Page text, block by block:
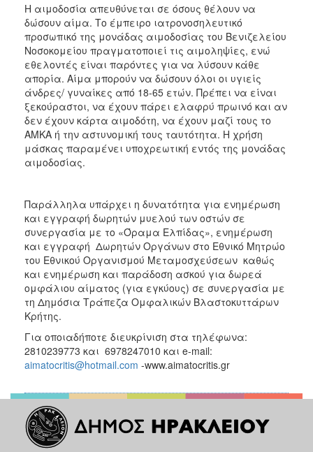
Η αιμοδοσία απευθύνεται σε όσους θέλουν να
δώσουν αίμα. Το έμπειρο ιατρονοσηλευτικό
προσωπικό της μονάδας αιμοδοσίας του Βενιζελείου
Νοσοκομείου πραγματοποιεί τις αιμοληψίες, ενώ
εθελοντές είναι παρόντες για να λύσουν κάθε
απορία. Αίμα μπορούν να δώσουν όλοι οι υγιείς
άνδρες/ γυναίκες από 18-65 ετών. Πρέπει να είναι
ξεκούραστοι, να έχουν πάρει ελαφρύ πρωινό και αν
δεν έχουν κάρτα αιμοδότη, να έχουν μαζί τους το
ΑΜΚΑ ή την αστυνομική τους ταυτότητα. Η χρήση
μάσκας παραμένει υποχρεωτική εντός της μονάδας
αιμοδοσίας.
Παράλληλα υπάρχει η δυνατότητα για ενημέρωση
και εγγραφή δωρητών μυελού των οστών σε
συνεργασία με το «Όραμα Ελπίδας», ενημέρωση
και εγγραφή Δωρητών Οργάνων στο Εθνικό Μητρώο
του Εθνικού Οργανισμού Μεταμοσχεύσεων καθώς
και ενημέρωση και παράδοση ασκού για δωρεά
ομφάλιου αίματος (για εγκύους) σε συνεργασία με
τη Δημόσια Τράπεζα Ομφαλικών Βλαστοκυττάρων
Κρήτης.
Για οποιαδήποτε διευκρίνιση στα τηλέφωνα:
2810239773 και 6978247010 και e-mail:
aimatocritis@hotmail.com -www.aimatocritis.gr